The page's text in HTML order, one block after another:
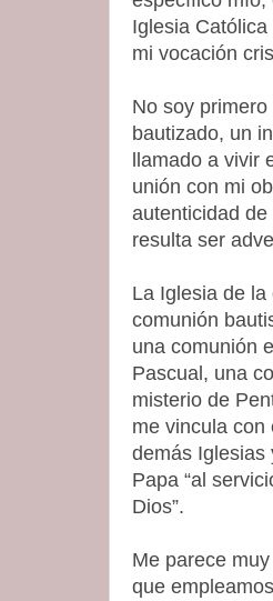
Iglesia
mi vocación
No soy
bautizado, un
llamado a vivir
unión con mi
autenticidad
resulta ser
La Iglesia de
comunión
una comunión
Pascual, una
misterio de
me vincula con
demás Iglesias
Papa “al
Dios”.
Me parece
que